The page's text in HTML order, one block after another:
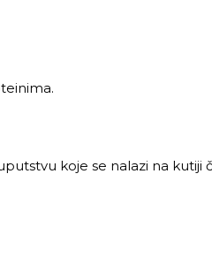
koje se nalazi na kutiji